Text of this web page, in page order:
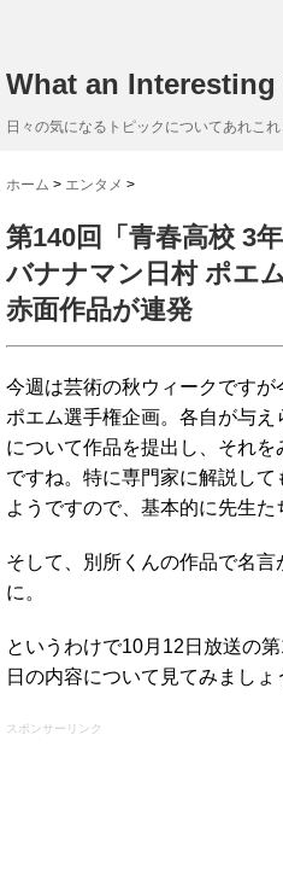
What an Interesting
日々の気になるトピックについてあれこ
ホーム > エンタメ >
第140回「青春高校 3
バナナマン日村 ポエ
赤面作品が連発
今週は芸術の秋ウィークです
ポエム選手権企画。各自が与え
について作品を提出し、それ
ですね。特に専門家に解説し
ようですので、基本的に先生た
そして、別所くんの作品で名
に。
というわけで10月12日放送の
日の内容について見てみましょ
スポンサーリンク